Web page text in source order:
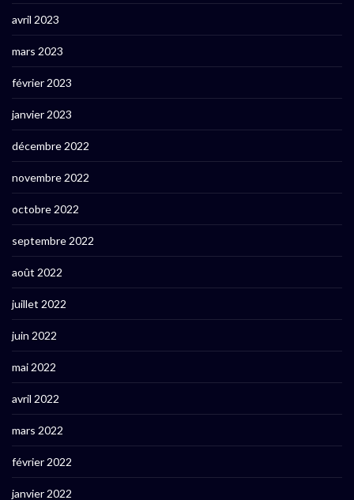
avril 2023
mars 2023
février 2023
janvier 2023
décembre 2022
novembre 2022
octobre 2022
septembre 2022
août 2022
juillet 2022
juin 2022
mai 2022
avril 2022
mars 2022
février 2022
janvier 2022